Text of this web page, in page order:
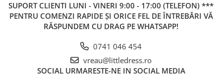
SUPORT CLIENTI LUNI - VINERI 9:00 - 17:00 (TELEFON) ***
PENTRU COMENZI RAPIDE ȘI ORICE FEL DE ÎNTREBĂRI VĂ
RĂSPUNDEM CU DRAG PE WHATSAPP!
0741 046 454
vreau@littledress.ro
SOCIAL URMARESTE-NE IN SOCIAL MEDIA